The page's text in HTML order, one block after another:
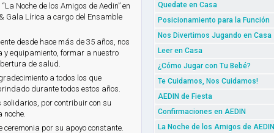
Quedate en Casa
Posicionamiento para la Función
Nos Divertimos Jugando en Casa
Leer en Casa
¿Cómo Jugar con Tu Bebé?
Te Cuidamos, Nos Cuidamos!
AEDIN de Fiesta
Confirmaciones en AEDIN
La Noche de los Amigos de AEDIN
Noche de los Amigos de Aedin” en
Gala Lírica a cargo del Ensamble
desde hace más de 35 años, nos
y equipamiento, formar a nuestro
de salud.
a todos los que
durante todos estos años.
por contribuir con su
por su apoyo constante.